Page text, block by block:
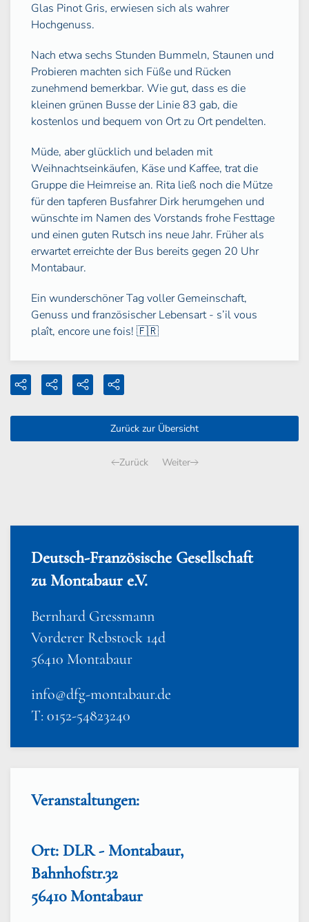
Glas Pinot Gris, erwiesen sich als wahrer
Hochgenuss.
Nach etwa sechs Stunden Bummeln, Staunen und
Probieren machten sich Füße und Rücken
zunehmend bemerkbar. Wie gut, dass es die
kleinen grünen Busse der Linie 83 gab, die
kostenlos und bequem von Ort zu Ort pendelten.
Müde, aber glücklich und beladen mit
Weihnachtseinkäufen, Käse und Kaffee, trat die
Gruppe die Heimreise an. Rita ließ noch die Mütze
für den tapferen Busfahrer Dirk herumgehen und
wünschte im Namen des Vorstands frohe Festtage
und einen guten Rutsch ins neue Jahr. Früher als
erwartet erreichte der Bus bereits gegen 20 Uhr
Montabaur.
Ein wunderschöner Tag voller Gemeinschaft,
Genuss und französischer Lebensart - s’il vous
plaît, encore une fois! 🇫🇷
Zurück zur Übersicht
Zurück Weiter
Deutsch-Französische Gesellschaft
zu Montabaur e.V.
Bernhard Gressmann
Vorderer Rebstock 14d
56410 Montabaur
info@dfg-montabaur.de
T: 0152-54823240
Veranstaltungen:
Ort: DLR - Montabaur,
Bahnhofstr.32
56410 Montabaur